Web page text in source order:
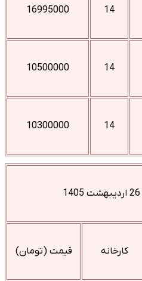
14
16995000
14
10500000
14
10300000
کارخانه قیمت (تومان)